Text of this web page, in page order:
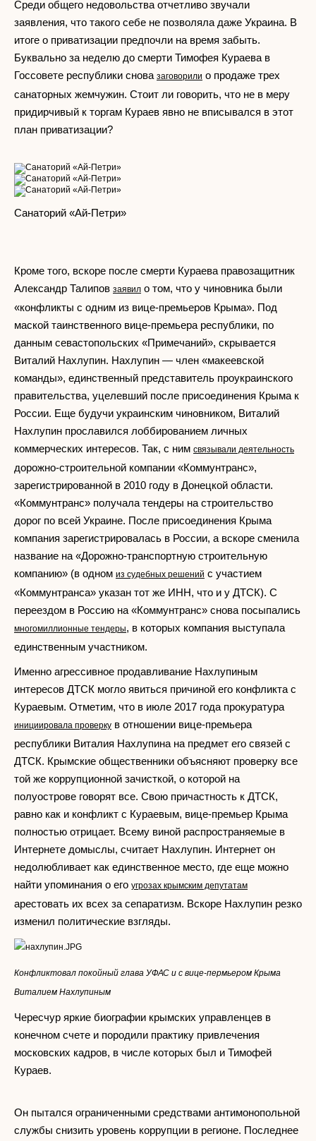
Среди общего недовольства отчетливо звучали
заявления, что такого себе не позволяла даже Украина. В
итоге о приватизации предпочли на время забыть.
Буквально за неделю до смерти Тимофея Кураева в
Госсовете республики снова заговорили о продаже трех
санаторных жемчужин. Стоит ли говорить, что не в меру
придирчивый к торгам Кураев явно не вписывался в этот
план приватизации?
Санаторий «Ай-Петри»
Кроме того, вскоре после смерти Кураева правозащитник
Александр Талипов заявил о том, что у чиновника были
«конфликты с одним из вице-премьеров Крыма». Под
маской таинственного вице-премьера республики, по
данным севастопольских «Примечаний», скрывается
Виталий Нахлупин. Нахлупин — член «макеевской
команды», единственный представитель проукраинского
правительства, уцелевший после присоединения Крыма к
России. Еще будучи украинским чиновником, Виталий
Нахлупин прославился лоббированием личных
коммерческих интересов. Так, с ним связывали деятельность
дорожно-строительной компании «Коммунтранс»,
зарегистрированной в 2010 году в Донецкой области.
«Коммунтранс» получала тендеры на строительство
дорог по всей Украине. После присоединения Крыма
компания зарегистрировалась в России, а вскоре сменила
название на «Дорожно-транспортную строительную
компанию» (в одном из судебных решений с участием
«Коммунтранса» указан тот же ИНН, что и у ДТСК). С
переездом в Россию на «Коммунтранс» снова посыпались
многомиллионные тендеры, в которых компания выступала
единственным участником.
Именно агрессивное продавливание Нахлупиным
интересов ДТСК могло явиться причиной его конфликта с
Кураевым. Отметим, что в июле 2017 года прокуратура
инициировала проверку в отношении вице-премьера
республики Виталия Нахлупина на предмет его связей с
ДТСК. Крымские общественники объясняют проверку все
той же коррупционной зачисткой, о которой на
полуострове говорят все. Свою причастность к ДТСК,
равно как и конфликт с Кураевым, вице-премьер Крыма
полностью отрицает. Всему виной распространяемые в
Интернете домыслы, считает Нахлупин. Интернет он
недолюбливает как единственное место, где еще можно
найти упоминания о его угрозах крымским депутатам
арестовать их всех за сепаратизм. Вскоре Нахлупин резко
изменил политические взгляды.
Конфликтовал покойный глава УФАС и с вице-пермьером Крыма
Виталием Нахлупиным
Чересчур яркие биографии крымских управленцев в
конечном счете и породили практику привлечения
московских кадров, в числе которых был и Тимофей
Кураев.
Он пытался ограниченными средствами антимонопольной
службы снизить уровень коррупции в регионе. Последнее